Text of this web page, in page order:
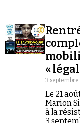
«
3 septembre
Le 21
Marion
à la
3